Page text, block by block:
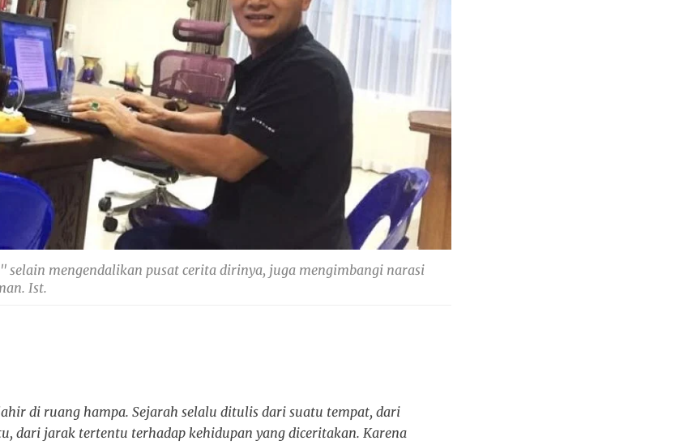
selain mengendalikan pusat cerita dirinya, juga mengimbangi narasi
Ist.
di ruang hampa. Sejarah selalu ditulis dari suatu tempat, dari
dari jarak tertentu terhadap kehidupan yang diceritakan. Karena